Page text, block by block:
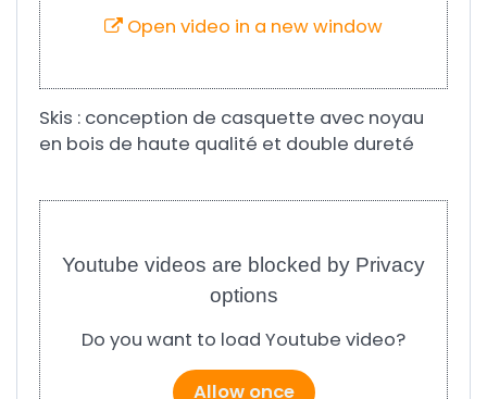
Open video in a new window
Skis : conception de casquette avec noyau
en bois de haute qualité et double dureté
Youtube videos are blocked by Privacy
options
Do you want to load Youtube video?
Allow once